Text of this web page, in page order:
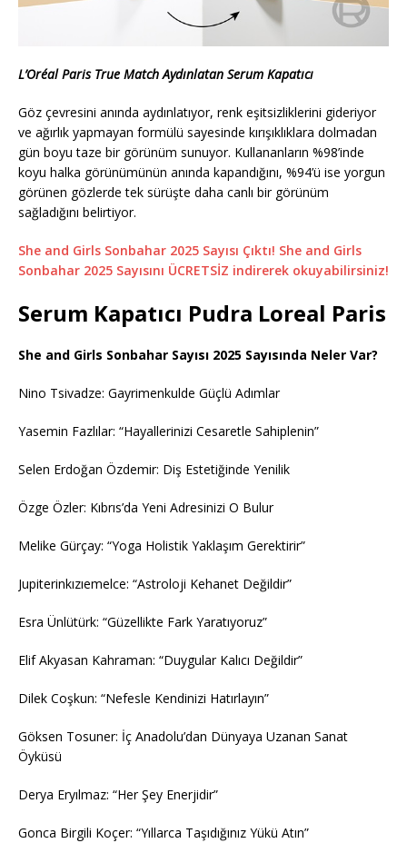
L’Oréal Paris True Match Aydınlatan Serum Kapatıcı
Göz çevresini anında aydınlatıyor, renk eşitsizliklerini gideriyor
ve ağırlık yapmayan formülü sayesinde kırışıklıklara dolmadan
gün boyu taze bir görünüm sunuyor. Kullananların %98’inde
koyu halka görünümünün anında kapandığını, %94’ü ise yorgun
görünen gözlerde tek sürüşte daha canlı bir görünüm
sağladığını belirtiyor.
She and Girls Sonbahar 2025 Sayısı Çıktı! She and Girls
Sonbahar 2025 Sayısını ÜCRETSİZ indirerek okuyabilirsiniz!
Serum Kapatıcı Pudra Loreal Paris
She and Girls Sonbahar Sayısı 2025 Sayısında Neler Var?
Nino Tsivadze: Gayrimenkulde Güçlü Adımlar
Yasemin Fazlılar: “Hayallerinizi Cesaretle Sahiplenin”
Selen Erdoğan Özdemir: Diş Estetiğinde Yenilik
Özge Özler: Kıbrıs’da Yeni Adresinizi O Bulur
Melike Gürçay: “Yoga Holistik Yaklaşım Gerektirir”
Jupiterinkızıemelce: “Astroloji Kehanet Değildir”
Esra Ünlütürk: “Güzellikte Fark Yaratıyoruz”
Elif Akyasan Kahraman: “Duygular Kalıcı Değildir”
Dilek Coşkun: “Nefesle Kendinizi Hatırlayın”
Göksen Tosuner: İç Anadolu’dan Dünyaya Uzanan Sanat
Öyküsü
Derya Eryılmaz: “Her Şey Enerjidir”
Gonca Birgili Koçer: “Yıllarca Taşıdığınız Yükü Atın”